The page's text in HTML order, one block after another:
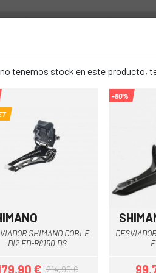
DESVIADOR
tenemos stock en este producto,
Multi
SHIMANO DOBLE
DI2 FD-R8150 DS
€ 214,99 €
-80%